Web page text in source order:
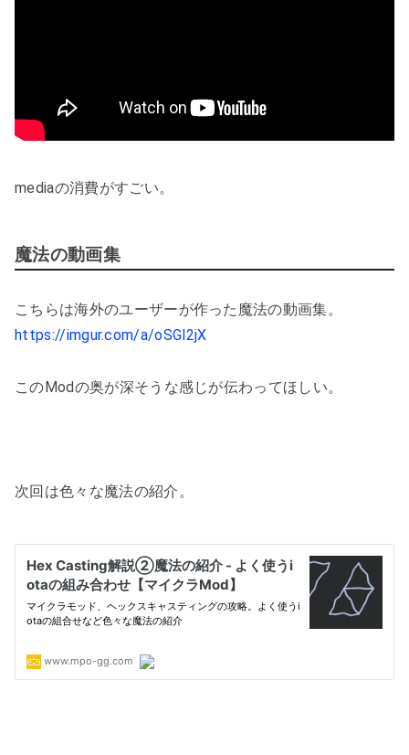
mediaの消費がすごい。
魔法の動画集
こちらは海外のユーザーが作った魔法の動画集。
https://imgur.com/a/oSGl2jX
このModの奥が深そうな感じが伝わってほしい。
次回は色々な魔法の紹介。